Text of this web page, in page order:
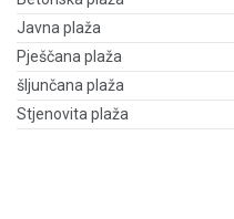
Javna plaža
Pješčana plaža
šljunčana plaža
Stjenovita plaža